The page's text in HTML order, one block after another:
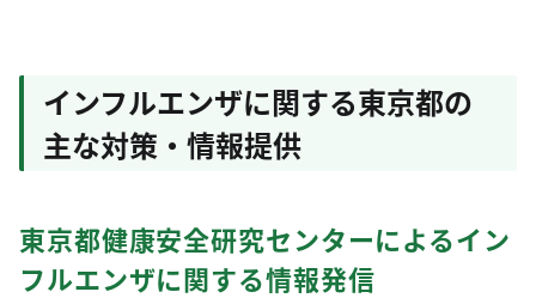
インフルエンザに関する東京都の
主な対策・情報提供
東京都健康安全研究センターによるイン
フルエンザに関する情報発信